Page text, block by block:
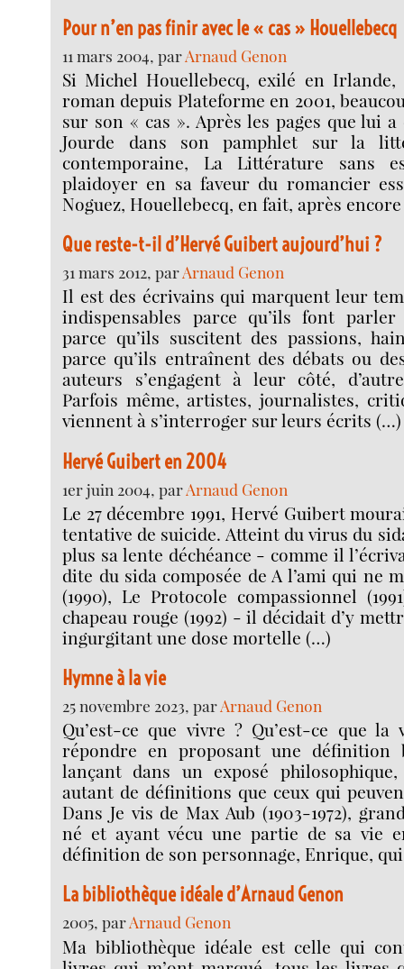
Pour n’en pas finir avec le « cas » Houellebecq
11 mars 2004, parArnaud Genon
Si Michel Houellebecq, exilé en Irlande,
roman depuis Plateforme en 2001,
sur son « cas ». Après les pages que lui
Jourde dans son pamphlet sur la
contemporaine, La Littérature sans
plaidoyer en sa faveur du romancier
Noguez, Houellebecq, en fait, après
Que reste-t-il d’Hervé Guibert aujourd’hui ?
31 mars 2012, parArnaud Genon
Il est des écrivains qui marquent leur
indispensables parce qu’ils font
parce qu’ils suscitent des passions,
parce qu’ils entraînent des débats ou
auteurs s’engagent à leur côté,
Parfois même, artistes, journalistes,
viennent à s’interroger sur leurs écrits (…)
Hervé Guibert en 2004
1er juin 2004, parArnaud Genon
Le 27 décembre 1991, Hervé Guibert
tentative de suicide. Atteint du virus du
plus sa lente déchéance - comme il
dite du sida composée de A l’ami qui ne
(1990), Le Protocole compassionnel
chapeau rouge (1992) - il décidait d’y
ingurgitant une dose mortelle (…)
Hymne à la vie
25 novembre 2023, parArnaud Genon
Qu’est-ce que vivre ? Qu’est-ce que
répondre en proposant une définition
lançant dans un exposé
autant de définitions que ceux qui
Dans Je vis de Max Aub (1903-1972),
né et ayant vécu une partie de sa vie
définition de son personnage, Enrique,
La bibliothèque idéale d’Arnaud Genon
2005, parArnaud Genon
Ma bibliothèque idéale est celle qui